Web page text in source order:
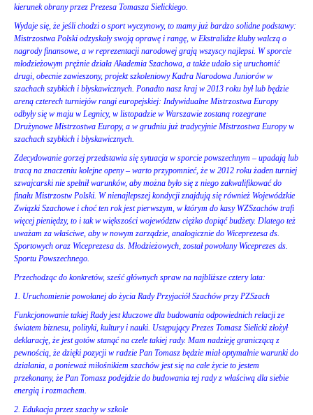
kierunek obrany przez Prezesa Tomasza Sielickiego.
Wydaje się, że jeśli chodzi o sport wyczynowy, to mamy już bardzo solidne podstawy:
Mistrzostwa Polski odzyskały swoją oprawę i rangę, w Ekstralidze kluby walczą o
nagrody finansowe, a w reprezentacji narodowej grają wszyscy najlepsi. W sporcie
młodzieżowym prężnie działa Akademia Szachowa, a także udało się uruchomić
drugi, obecnie zawieszony, projekt szkoleniowy Kadra Narodowa Juniorów w
szachach szybkich i błyskawicznych. Ponadto nasz kraj w 2013 roku był lub będzie
areną czterech turniejów rangi europejskiej: Indywidualne Mistrzostwa Europy
odbyły się w maju w Legnicy, w listopadzie w Warszawie zostaną rozegrane
Drużynowe Mistrzostwa Europy, a w grudniu już tradycyjnie Mistrzostwa Europy w
szachach szybkich i błyskawicznych.
Zdecydowanie gorzej przedstawia się sytuacja w sporcie powszechnym – upadają lub
tracą na znaczeniu kolejne openy – warto przypomnieć, że w 2012 roku żaden turniej
szwajcarski nie spełnił warunków, aby można było się z niego zakwalifikować do
finału Mistrzostw Polski. W nienajlepszej kondycji znajdują się również Wojewódzkie
Związki Szachowe i choć ten rok jest pierwszym, w którym do kasy WZSzachów trafi
więcej pieniędzy, to i tak w większości województw ciężko dopiąć budżety. Dlatego też
uważam za właściwe, aby w nowym zarządzie, analogicznie do Wiceprezesa ds.
Sportowych oraz Wiceprezesa ds. Młodzieżowych, został powołany Wiceprezes ds.
Sportu Powszechnego.
Przechodząc do konkretów, sześć głównych spraw na najbliższe cztery lata:
1. Uruchomienie powołanej do życia Rady Przyjaciół Szachów przy PZSzach
Funkcjonowanie takiej Rady jest kluczowe dla budowania odpowiednich relacji ze
światem biznesu, polityki, kultury i nauki. Ustępujący Prezes Tomasz Sielicki złożył
deklarację, że jest gotów stanąć na czele takiej rady. Mam nadzieję graniczącą z
pewnością, że dzięki pozycji w radzie Pan Tomasz będzie miał optymalnie warunki do
działania, a ponieważ miłośnikiem szachów jest się na całe życie to jestem
przekonany, że Pan Tomasz podejdzie do budowania tej rady z właściwą dla siebie
energią i rozmachem.
2. Edukacja przez szachy w szkole